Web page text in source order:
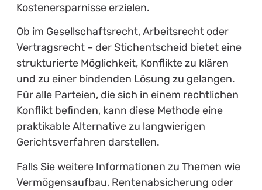
Kostenersparnisse erzielen.
Ob im Gesellschaftsrecht, Arbeitsrecht oder
Vertragsrecht – der Stichentscheid bietet eine
strukturierte Möglichkeit, Konflikte zu klären
und zu einer bindenden Lösung zu gelangen.
Für alle Parteien, die sich in einem rechtlichen
Konflikt befinden, kann diese Methode eine
praktikable Alternative zu langwierigen
Gerichtsverfahren darstellen.
Falls Sie weitere Informationen zu Themen wie
Vermögensaufbau, Rentenabsicherung oder